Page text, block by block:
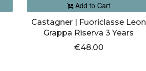
Add to Cart
Castagner | Fuoriclasse Leon
Grappa Riserva 3 Years
€48.00